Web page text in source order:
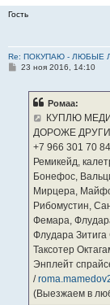
Гость
Re: ПОКУПАЮ - ЛЮБЫЕ
С23 ноя 2016, 14:10
Ромаа:
КУПЛЮ
ДОРОЖЕ
‪+7 966 301 70
Ремикейд,
Бонефос,
Мирцера,
Рибомустин,
Фемара,
Флудара
Таксотер
Энплейт
/
(Выезжаем в